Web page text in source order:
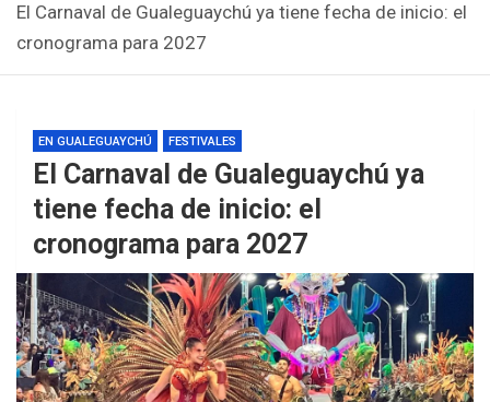
El Carnaval de Gualeguaychú ya tiene fecha de inicio: el
cronograma para 2027
EN GUALEGUAYCHÚ FESTIVALES
El Carnaval de Gualeguaychú ya
tiene fecha de inicio: el
cronograma para 2027